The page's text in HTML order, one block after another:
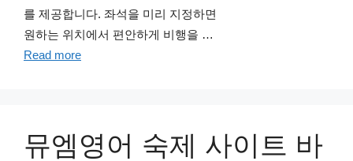
를 제공합니다. 좌석을 미리 지정하면
원하는 위치에서 편안하게 비행을 …
Read more
뮤엠영어 숙제 사이트 바